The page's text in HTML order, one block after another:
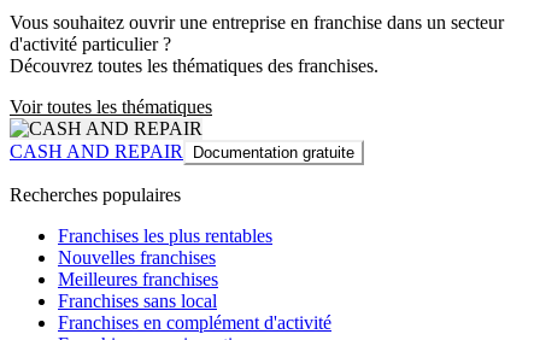
Vous souhaitez ouvrir une entreprise en franchise dans un secteur
d'activité particulier ?
Découvrez toutes les thématiques des franchises.
Voir toutes les thématiques
CASH AND REPAIR Documentation gratuite
Recherches populaires
Franchises les plus rentables
Nouvelles franchises
Meilleures franchises
Franchises sans local
Franchises en complément d'activité